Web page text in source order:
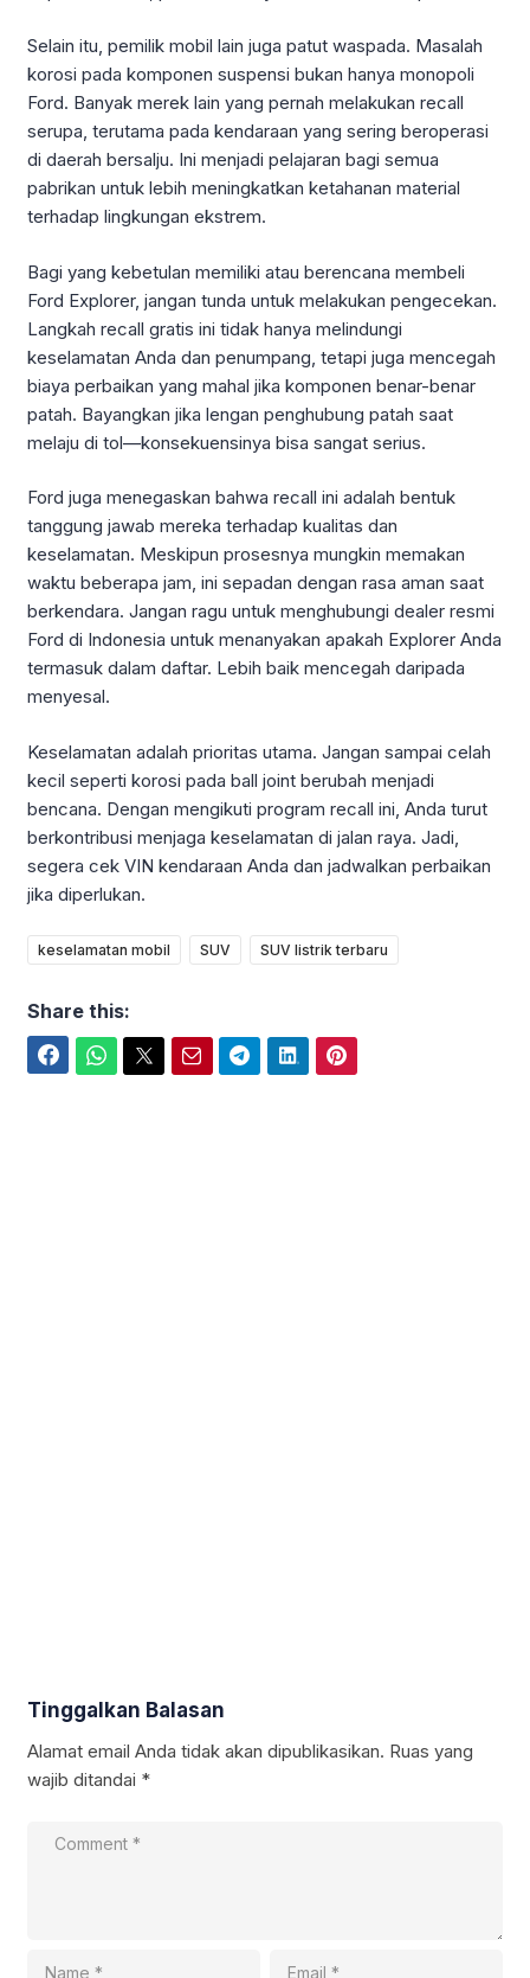
Selain itu, pemilik mobil lain juga patut waspada. Masalah
korosi pada komponen suspensi bukan hanya monopoli
Ford. Banyak merek lain yang pernah melakukan recall
serupa, terutama pada kendaraan yang sering beroperasi
di daerah bersalju. Ini menjadi pelajaran bagi semua
pabrikan untuk lebih meningkatkan ketahanan material
terhadap lingkungan ekstrem.
Bagi yang kebetulan memiliki atau berencana membeli
Ford Explorer, jangan tunda untuk melakukan pengecekan.
Langkah recall gratis ini tidak hanya melindungi
keselamatan Anda dan penumpang, tetapi juga mencegah
biaya perbaikan yang mahal jika komponen benar-benar
patah. Bayangkan jika lengan penghubung patah saat
melaju di tol—konsekuensinya bisa sangat serius.
Ford juga menegaskan bahwa recall ini adalah bentuk
tanggung jawab mereka terhadap kualitas dan
keselamatan. Meskipun prosesnya mungkin memakan
waktu beberapa jam, ini sepadan dengan rasa aman saat
berkendara. Jangan ragu untuk menghubungi dealer resmi
Ford di Indonesia untuk menanyakan apakah Explorer Anda
termasuk dalam daftar. Lebih baik mencegah daripada
menyesal.
Keselamatan adalah prioritas utama. Jangan sampai celah
kecil seperti korosi pada ball joint berubah menjadi
bencana. Dengan mengikuti program recall ini, Anda turut
berkontribusi menjaga keselamatan di jalan raya. Jadi,
segera cek VIN kendaraan Anda dan jadwalkan perbaikan
jika diperlukan.
keselamatan mobil SUV SUV listrik terbaru
Share this:
Tinggalkan Balasan
Alamat email Anda tidak akan dipublikasikan. Ruas yang
wajib ditandai *